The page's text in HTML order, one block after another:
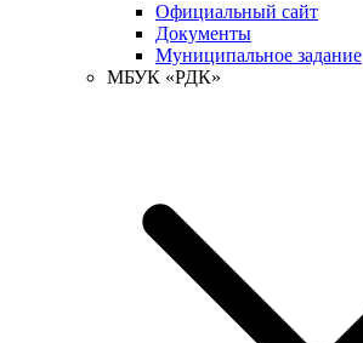
Официальный сайт
Документы
Муниципальное задание
МБУК «РДК»